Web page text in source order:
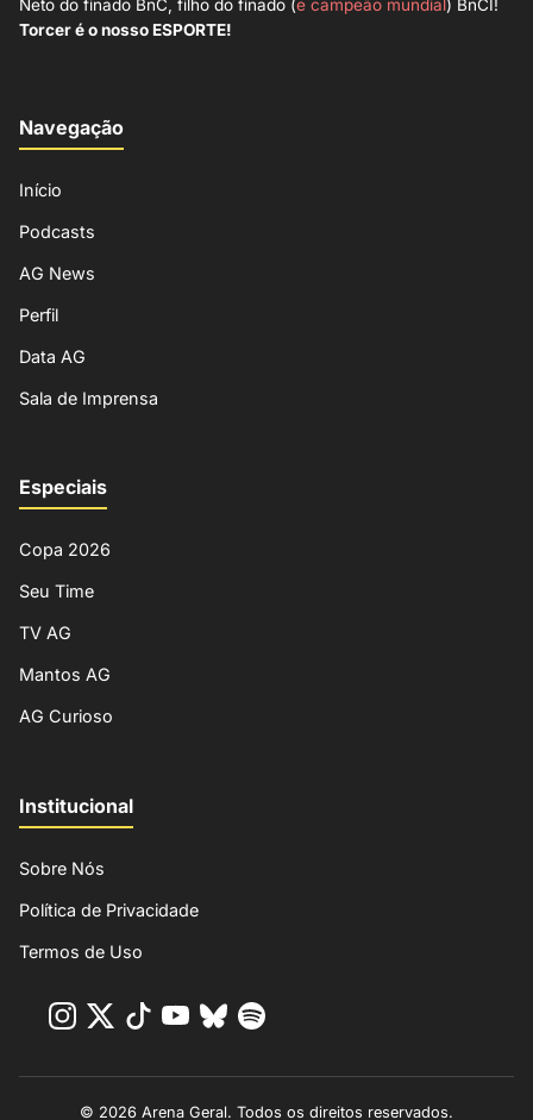
Neto do finado BnC, filho do finado (e campeão mundial) BnCI!
Torcer é o nosso ESPORTE!
Navegação
Início
Podcasts
AG News
Perfil
Data AG
Sala de Imprensa
Especiais
Copa 2026
Seu Time
TV AG
Mantos AG
AG Curioso
Institucional
Sobre Nós
Política de Privacidade
Termos de Uso
© 2026 Arena Geral. Todos os direitos reservados.